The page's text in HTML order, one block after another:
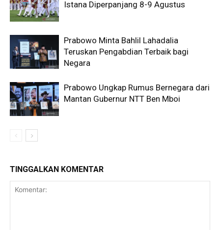
Istana Diperpanjang 8-9 Agustus
Prabowo Minta Bahlil Lahadalia
Teruskan Pengabdian Terbaik bagi
Negara
Prabowo Ungkap Rumus Bernegara dari
Mantan Gubernur NTT Ben Mboi
TINGGALKAN KOMENTAR